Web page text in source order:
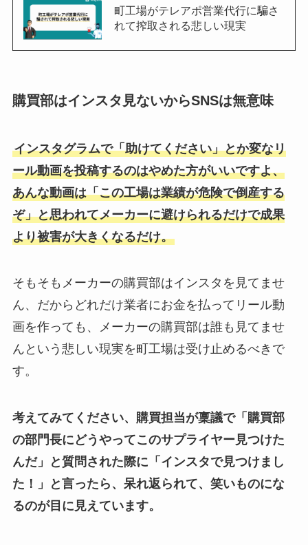
町工場がテレアポ営業代行に騙さ
れて搾取される悲しい現実
購買部はインスタ見ないからSNSは無意味
インスタグラムで「助けてください」とか変なリ
ール動画を投稿するのはやめた方がいいですよ、
あんな動画は「この工場は業績が危険で倒産する
ぞ」と思われてメーカーに避けられるだけで成果
より被害が大きくなるだけ。
そもそもメーカーの購買部はインスタを見てませ
ん、だからどれだけ業者にお金を払ってリール動
画を作っても、メーカーの購買部は誰も見てませ
んという悲しい現実を町工場は受け止めるべきで
す。
考えてみてください、購買担当が稟議で「購買部
の部門長にどうやってこのサプライヤー見つけた
んだ」と質問された際に「インスタで見つけまし
た！」と言ったら、呆れ返られて、笑いものにな
るのが目に見えています。